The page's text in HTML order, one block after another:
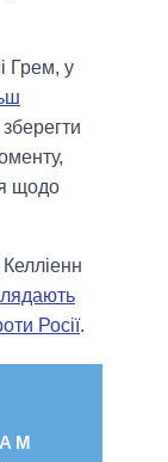
Грем, у
щодо
Росії.